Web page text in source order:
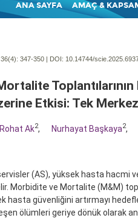
ANA SAYFA AMAÇ &
347-350 | DOI: 10.14744/
Etkisi: Tek
Rohat Ak2, Nurhayat Başkaya2,
(AS), yüksek hasta hacmi
Morbidite ve Mortalite (M&M)
hasta güvenliğini artırmayı
ölümleri geriye dönük olarak